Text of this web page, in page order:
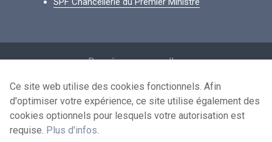
Données personnelles
Conditions de réutilisation
Contactez-nous
Ce site web utilise des cookies fonctionnels. Afin
d'optimiser votre expérience, ce site utilise également des
cookies optionnels pour lesquels votre autorisation est
requise. Plus d'infos.